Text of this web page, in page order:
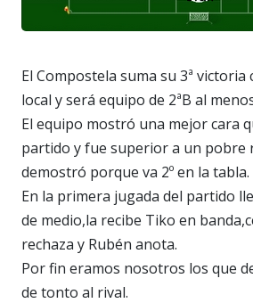
El Compostela suma su 3ª victoria
local y será equipo de 2ªB al
El equipo mostró una mejor cara
partido y fue superior a un pobre
demostró porque va 2º en la tabla.
En la primera jugada del partido
de medio,la recibe Tiko en
rechaza y Rubén anota.
Por fin eramos nosotros los que
de tonto al rival.